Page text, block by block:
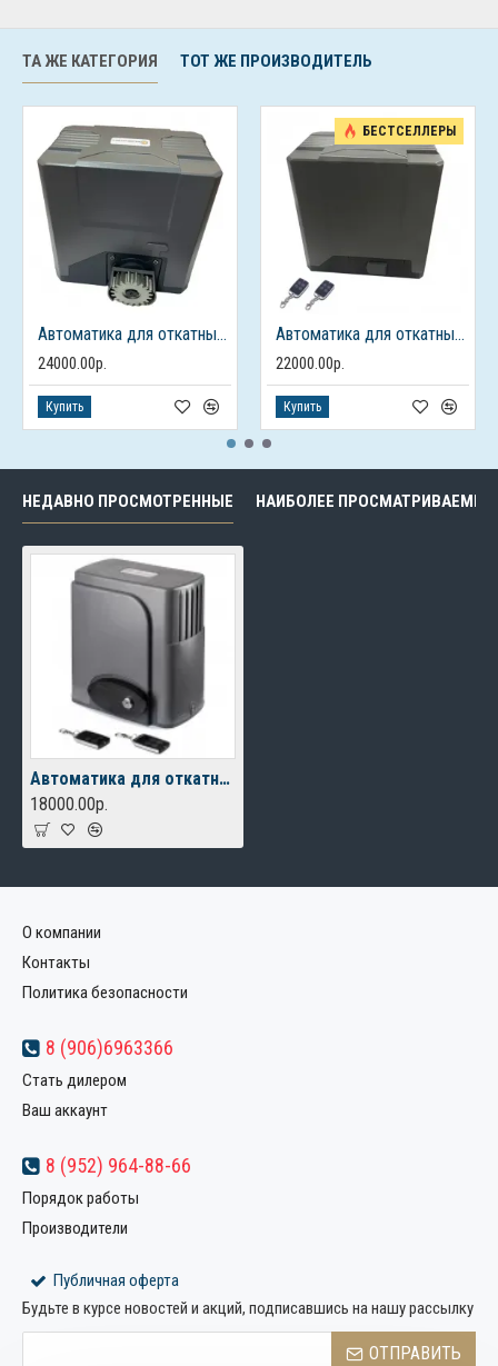
ТА ЖЕ КАТЕГОРИЯ ТОТ ЖЕ ПРОИЗВОДИТЕЛЬ
Автоматика для откатных ворот FURNITEH PY 1000 AC
24000.00р.
Купить
БЕСТСЕЛЛЕРЫ
Автоматика для откатных ворот FURNITEH PY 800 AC
22000.00р.
Купить
НЕДАВНО ПРОСМОТРЕННЫЕ НАИБОЛЕЕ ПРОСМАТРИВАЕМЫЕ
Автоматика для откатных ворот FURNITEH SL 600 AC
18000.00р.
О компании
Контакты
Политика безопасности
8 (906)6963366
Стать дилером
Ваш аккаунт
8 (952) 964-88-66
Порядок работы
Производители
Публичная оферта
Будьте в курсе новостей и акций, подписавшись на нашу рассылку
ОТПРАВИТЬ